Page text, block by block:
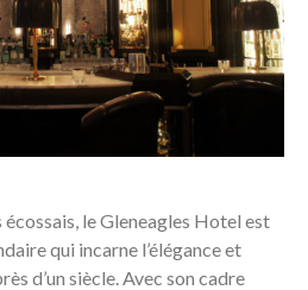
le Gleneagles Hotel est
qui incarne l’élégance et
d’un siècle. Avec son cadre